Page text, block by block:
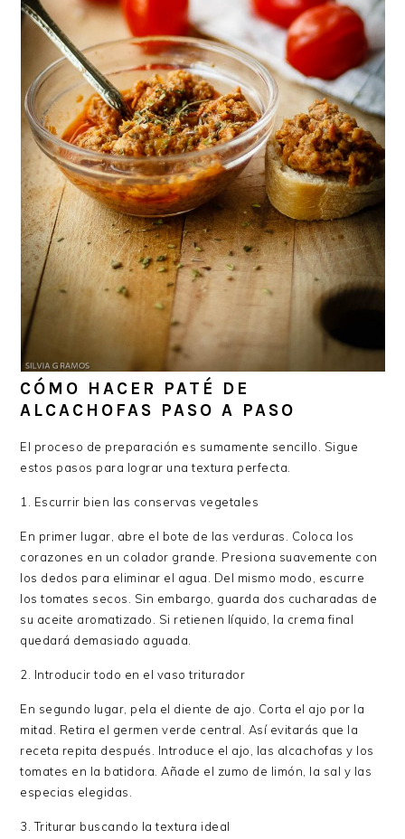
CÓMO HACER PATÉ DE
ALCACHOFAS PASO A PASO
El proceso de preparación es sumamente sencillo. Sigue
estos pasos para lograr una textura perfecta.
1. Escurrir bien las conservas vegetales
En primer lugar, abre el bote de las verduras. Coloca los
corazones en un colador grande. Presiona suavemente con
los dedos para eliminar el agua. Del mismo modo, escurre
los tomates secos. Sin embargo, guarda dos cucharadas de
su aceite aromatizado. Si retienen líquido, la crema final
quedará demasiado aguada.
2. Introducir todo en el vaso triturador
En segundo lugar, pela el diente de ajo. Corta el ajo por la
mitad. Retira el germen verde central. Así evitarás que la
receta repita después. Introduce el ajo, las alcachofas y los
tomates en la batidora. Añade el zumo de limón, la sal y las
especias elegidas.
3. Triturar buscando la textura ideal